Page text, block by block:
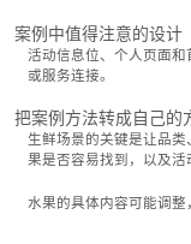
案例中值得注意的设计
活动信息位、个人页面
或服务连接。
把案例方法转成自己的
生鲜场景的关键是让品
果是否容易找到，以及活
水果的具体内容可能调整